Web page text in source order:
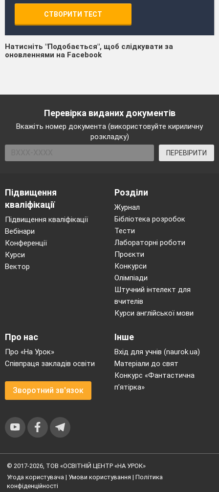
СТВОРИТИ ТЕСТ
Натисніть "Подобається", щоб слідкувати за
оновленнями на Facebook
Перевірка виданих документів
Вкажіть номер документа (використовуйте кириличну
розкладку)
ПЕРЕВІРИТИ
Підвищення
кваліфікації
Підвищення кваліфікації
Вебінари
Конференції
Курси
Вектор
Розділи
Журнал
Бібліотека розробок
Тести
Лабораторні роботи
Проєкти
Конкурси
Олімпіади
Штучний інтелект для
вчителів
Курси англійської мови
Про нас
Про «На Урок»
Співпраця закладів освіти
Зворотний зв'язок
Інше
Вхід для учнів (naurok.ua)
Матеріали до свят
Конкурс «Фантастична
п’ятірка»
© 2017-2026, ТОВ «ОСВІТНІЙ ЦЕНТР «НА УРОК»
Угода користувача | Умови користування | Політика
конфіденційності